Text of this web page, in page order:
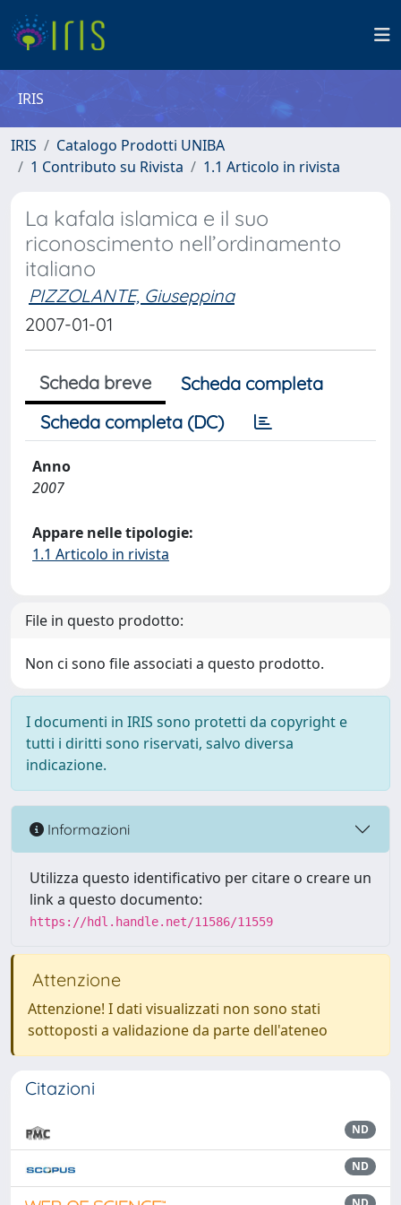
IRIS
IRIS
Catalogo Prodotti UNIBA
1 Contributo su Rivista
1.1 Articolo in rivista
La kafala islamica e il suo
riconoscimento nell’ordinamento
italiano
PIZZOLANTE, Giuseppina
2007-01-01
Scheda breve
Scheda completa
Scheda completa (DC)
Anno
2007
Appare nelle tipologie:
1.1 Articolo in rivista
File in questo prodotto:
Non ci sono file associati a questo prodotto.
I documenti in IRIS sono protetti da copyright e
tutti i diritti sono riservati, salvo diversa
indicazione.
Informazioni
Utilizza questo identificativo per citare o creare un
link a questo documento:
https://hdl.handle.net/11586/11559
Attenzione
Attenzione! I dati visualizzati non sono stati
sottoposti a validazione da parte dell'ateneo
Citazioni
ND
ND